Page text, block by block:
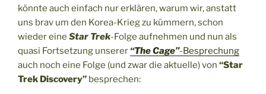
könnte auch einfach nur erklären, warum wir, anstatt
uns brav um den Korea-Krieg zu kümmern, schon
wieder eine Star Trek-Folge aufnehmen und nun als
quasi Fortsetzung unserer “The Cage”-Besprechung
auch noch eine Folge (und zwar die aktuelle) von “Star
Trek Discovery” besprechen: